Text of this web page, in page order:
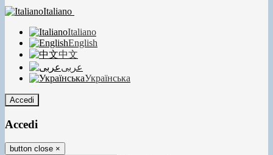
Italiano
Italiano
English
中文
عربى
Українська
Accedi
Accedi
button close ×